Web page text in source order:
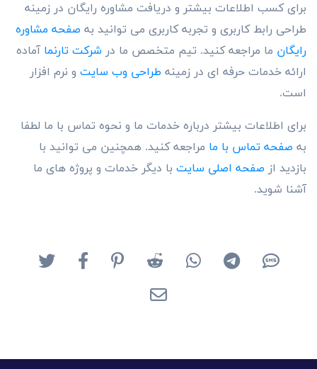
برای کسب اطلاعات بیشتر و دریافت مشاوره رایگان در زمینه
طراحی رابط کاربری و تجربه کاربری می توانید به صفحه مشاوره
رایگان ما مراجعه کنید. تیم متخصص ما در شرکت تارنما آماده
ارائه خدمات حرفه ای در زمینه طراحی وب سایت و نرم افزار
است.
برای اطلاعات بیشتر درباره خدمات ما و نحوه تماس با ما لطفا
به صفحه تماس با ما مراجعه کنید. همچنین می توانید با
بازدید از صفحه اصلی سایت با دیگر خدمات و پروژه های ما
آشنا شوید.